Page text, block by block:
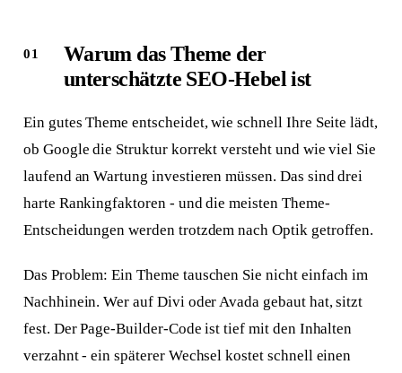
Warum das Theme der
unterschätzte SEO-Hebel ist
Ein gutes Theme entscheidet, wie schnell Ihre Seite lädt,
ob Google die Struktur korrekt versteht und wie viel Sie
laufend an Wartung investieren müssen. Das sind drei
harte Rankingfaktoren - und die meisten Theme-
Entscheidungen werden trotzdem nach Optik getroffen.
Das Problem: Ein Theme tauschen Sie nicht einfach im
Nachhinein. Wer auf Divi oder Avada gebaut hat, sitzt
fest. Der Page-Builder-Code ist tief mit den Inhalten
verzahnt - ein späterer Wechsel kostet schnell einen